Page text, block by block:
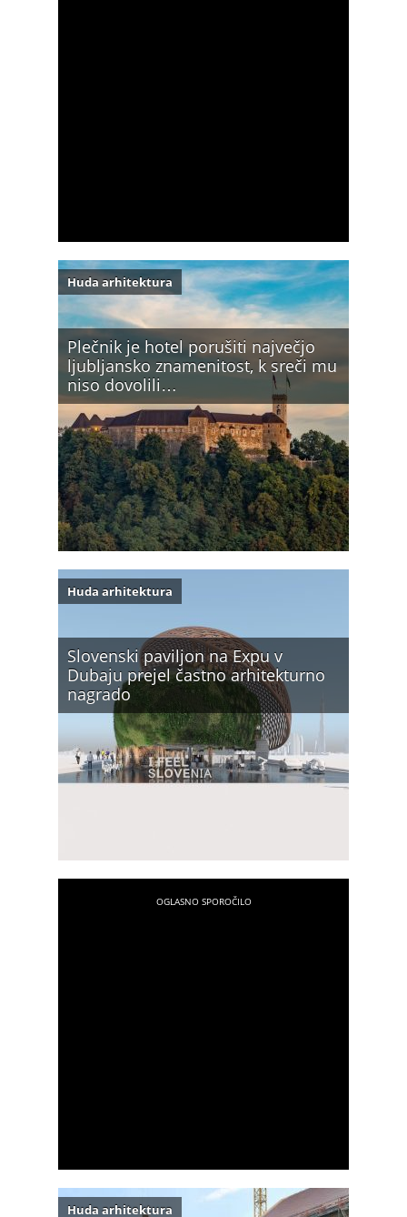
Plečnik je hotel porušiti največjo
ljubljansko znamenitost, k sreči mu
niso dovolili…
Huda arhitektura
Slovenski paviljon na Expu v
Dubaju prejel častno arhitekturno
nagrado
Huda arhitektura
Huda arhitektura